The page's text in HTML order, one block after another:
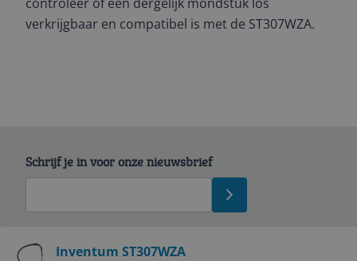
verkrijgbaar en compatibel is met de ST307WZA.
Inventum ST307WZA
Schrijf je in voor onze nieuwsbrief